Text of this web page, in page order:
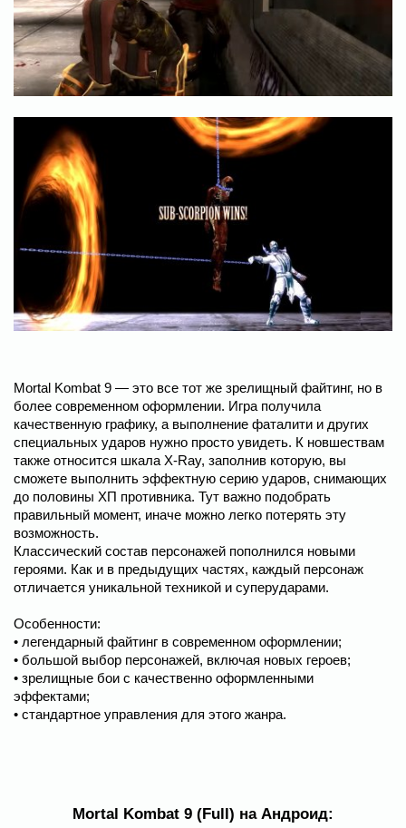
Mortal Kombat 9 — это все тот же зрелищный файтинг, но в
более современном оформлении. Игра получила
качественную графику, а выполнение фаталити и других
специальных ударов нужно просто увидеть. К новшествам
также относится шкала X-Ray, заполнив которую, вы
сможете выполнить эффектную серию ударов, снимающих
до половины ХП противника. Тут важно подобрать
правильный момент, иначе можно легко потерять эту
возможность.
Классический состав персонажей пополнился новыми
героями. Как и в предыдущих частях, каждый персонаж
отличается уникальной техникой и суперударами.
Особенности:
• легендарный файтинг в современном оформлении;
• большой выбор персонажей, включая новых героев;
• зрелищные бои с качественно оформленными
эффектами;
• стандартное управления для этого жанра.
Mortal Kombat 9 (Full) на Андроид: